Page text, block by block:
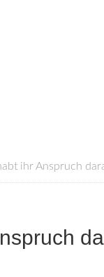
ihr Anspruch